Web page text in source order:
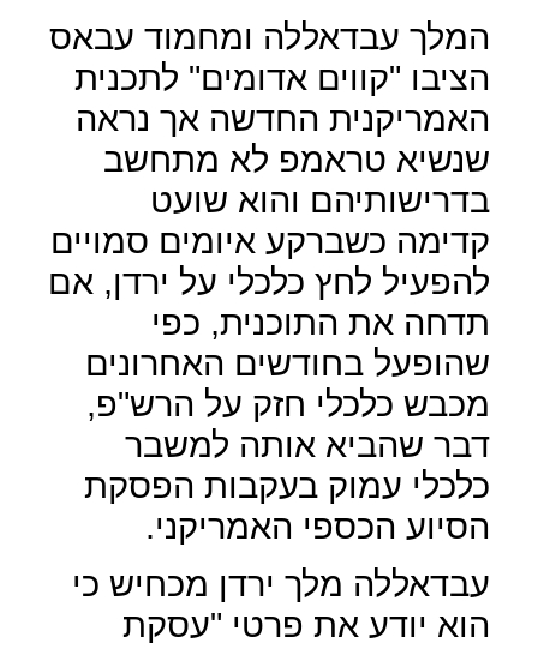
המלך עבדאללה ומחמוד עבאס
הציבו "קווים אדומים" לתכנית
האמריקנית החדשה אך נראה
שנשיא טראמפ לא מתחשב
בדרישותיהם והוא שועט
קדימה כשברקע איומים סמויים
להפעיל לחץ כלכלי על ירדן, אם
תדחה את התוכנית, כפי
שהופעל בחודשים האחרונים
מכבש כלכלי חזק על הרש"פ,
דבר שהביא אותה למשבר
כלכלי עמוק בעקבות הפסקת
הסיוע הכספי האמריקני.
עבדאללה מלך ירדן מכחיש כי
הוא יודע את פרטי "עסקת